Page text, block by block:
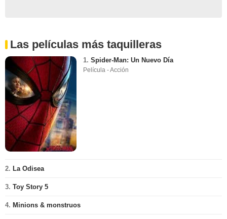
Las películas más taquilleras
1. Spider-Man: Un Nuevo Día
Película - Acción
2. La Odisea
3. Toy Story 5
4. Minions & monstruos